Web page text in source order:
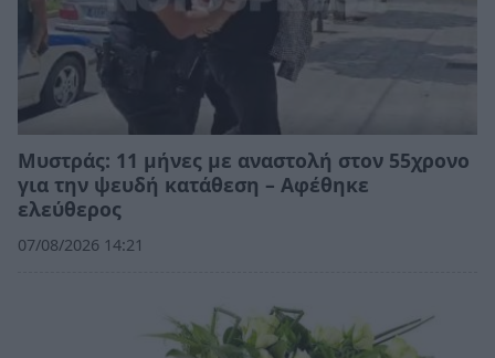
Μυστράς: 11 μήνες με αναστολή στον 55χρονο
για την ψευδή κατάθεση – Αφέθηκε
ελεύθερος
07/08/2026 14:21